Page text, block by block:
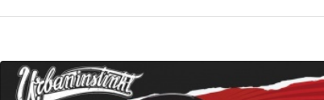
potpisuje singl i novi spot „Moj grad“.